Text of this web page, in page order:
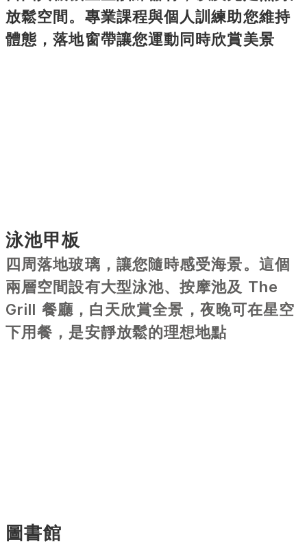
放鬆空間。專業課程與個人訓練助您維持
體態，落地窗帶讓您運動同時欣賞美景
泳池甲板
四周落地玻璃，讓您隨時感受海景。這個
兩層空間設有大型泳池、按摩池及 The
Grill 餐廳，白天欣賞全景，夜晚可在星空
下用餐，是安靜放鬆的理想地點
圖書館